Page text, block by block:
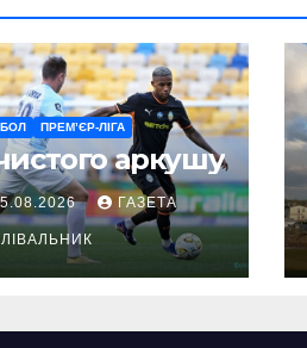
ПРЕМ’ЄР-ЛІГА
аркушу
ГАЗЕТА